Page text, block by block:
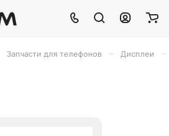
Запчасти для телефонов Дисплеи